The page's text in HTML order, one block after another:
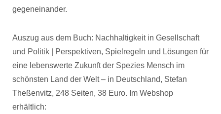
gegeneinander.
Auszug aus dem Buch: Nachhaltigkeit in Gesellschaft
und Politik | Perspektiven, Spielregeln und Lösungen für
eine lebenswerte Zukunft der Spezies Mensch im
schönsten Land der Welt – in Deutschland, Stefan
Theßenvitz, 248 Seiten, 38 Euro. Im Webshop
erhältlich: